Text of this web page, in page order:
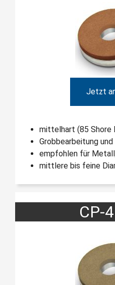
Jetzt
mittelhart (85 Shore
Grobbearbeitung
empfohlen für
mittlere bis feine
CP-